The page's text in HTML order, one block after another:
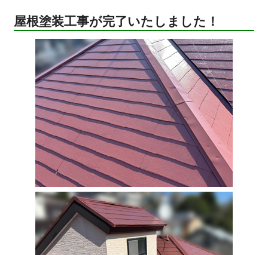
屋根塗装工事が完了いたしました！